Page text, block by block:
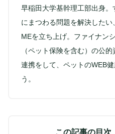
早稲田大学基幹理工部出身
にまつわる問題を解決した
MEを立ち上げ。ファイナン
（ペット保険を含む）の公
連携をして、ペットのWEB
う。